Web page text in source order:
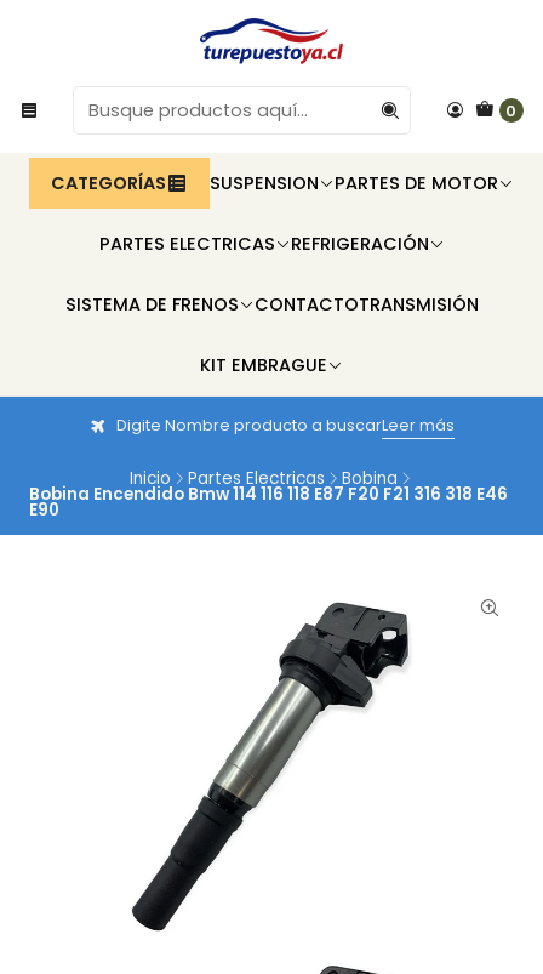
0
CATEGORÍAS SUSPENSION PARTES DE MOTOR
PARTES ELECTRICAS REFRIGERACIÓN
SISTEMA DE FRENOS CONTACTOTRANSMISIÓN
KIT EMBRAGUE
Digite Nombre producto a buscarLeer más
Inicio Partes Electricas Bobina
Bobina Encendido Bmw 114 116 118 E87 F20 F21 316 318 E46
E90